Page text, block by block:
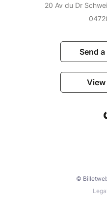
20 Av du Dr
Send
©